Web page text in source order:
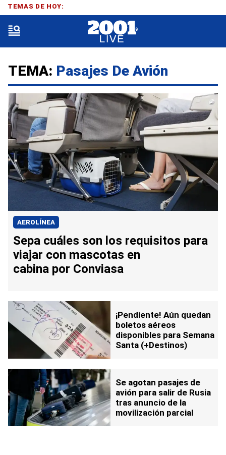
TEMA: Pasajes De Avión
AEROLÍNEA
Sepa cuáles son los requisitos para
viajar con mascotas en
cabina por Conviasa
¡Pendiente! Aún quedan
boletos aéreos
disponibles para Semana
Santa (+Destinos)
Se agotan pasajes de
avión para salir de Rusia
tras anuncio de la
movilización parcial
TEMAS DE HOY: